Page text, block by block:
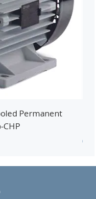
Permanent